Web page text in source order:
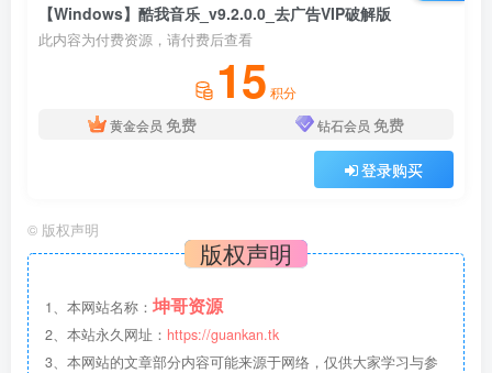
【Windows】酷我音乐_v9.2.0.0_去广告VIP破解版
此内容为付费资源，请付费后查看
15 积分
黄金会员 免费 钻石会员 免费
登录购买
© 版权声明
版权声明
1、本网站名称： 坤哥资源
2、本站永久网址： https://guankan.tk
3、本网站的文章部分内容可能来源于网络，仅供大家学习与参